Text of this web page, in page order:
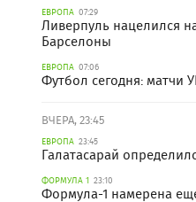
ЕВРОПА 07:29
Ливерпуль нацелился
Барселоны
ЕВРОПА 07:06
Футбол сегодня: матчи
ВЧЕРА, 23:45
ЕВРОПА 23:45
Галатасарай
ФОРМУЛА 1 23:10
Формула-1 намерена